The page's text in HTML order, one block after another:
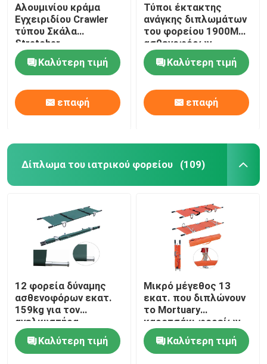
Καροτσάκι ιατρικού εξοπλισμού
Κινητό φορείο έκτακτης ανάγκης
Ιατρικά έπιπλα νοσοκομείων
Αλουμινίου κράμα
Εγχειριδίου Crawler
τύπου Σκάλα
Stretcher
αναδιπλούμενο
ελαφρύ για το
νοσοκομείο
μεταφορά ασθενών
Καλύτερη τιμή
επαφή
Τύποι έκτακτης
ανάγκης διπλωμάτων
του φορείου 1900MM
ασθενοφόρων
συσκευή πρώτων
βοηθειών 92cm
Καλύτερη τιμή
επαφή
Δίπλωμα του ιατρικού φορείου (109)
12 φορεία δύναμης
ασθενοφόρων εκατ.
159kg για τον
ανελκυστήρα
ασθενοφόρων για την
περιποίηση κανενός
διπλώματος
Καλύτερη τιμή
Μικρό μέγεθος 13
εκατ. που διπλώνουν
το Mortuary
καροτσάκι φορείων
Καλύτερη τιμή